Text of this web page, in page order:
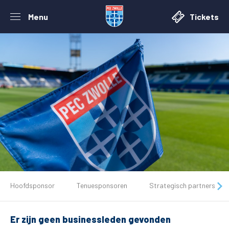
Menu Tickets
Tickets
Matchdays
Hoofdsponsor Tenuesponsoren Strategisch partners
Er zijn geen businessleden gevonden